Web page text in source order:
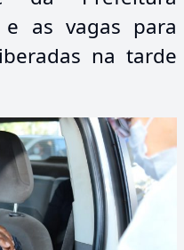
as vagas para
na tarde